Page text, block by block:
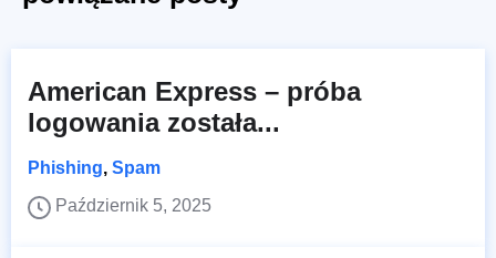
American Express – próba
logowania została...
Phishing, Spam
Październik 5, 2025